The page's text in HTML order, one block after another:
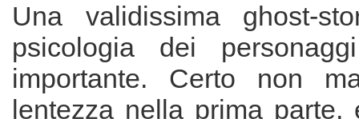
Una validissima ghost-
psicologia dei
importante. Certo non
lentezza nella prima parte,